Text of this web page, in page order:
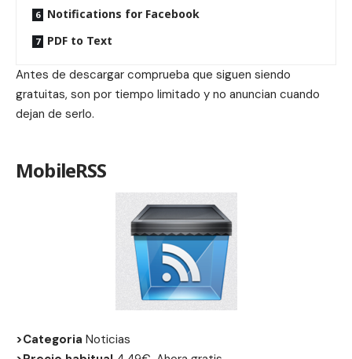
Notifications for Facebook
PDF to Text
Antes de descargar comprueba que siguen siendo
gratuitas, son por tiempo limitado y no anuncian cuando
dejan de serlo.
MobileRSS
>Categoria Noticias